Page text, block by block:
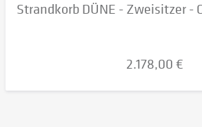
Strandkorb DÜNE - Zweisitzer -
2.178,00 €